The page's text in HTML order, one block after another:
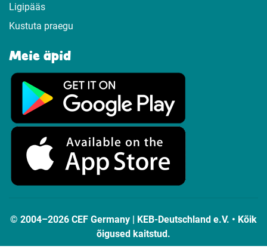
Ligipääs
Kustuta praegu
Meie äpid
© 2004–2026 CEF Germany | KEB-Deutschland e.V. • Kõik
õigused kaitstud.